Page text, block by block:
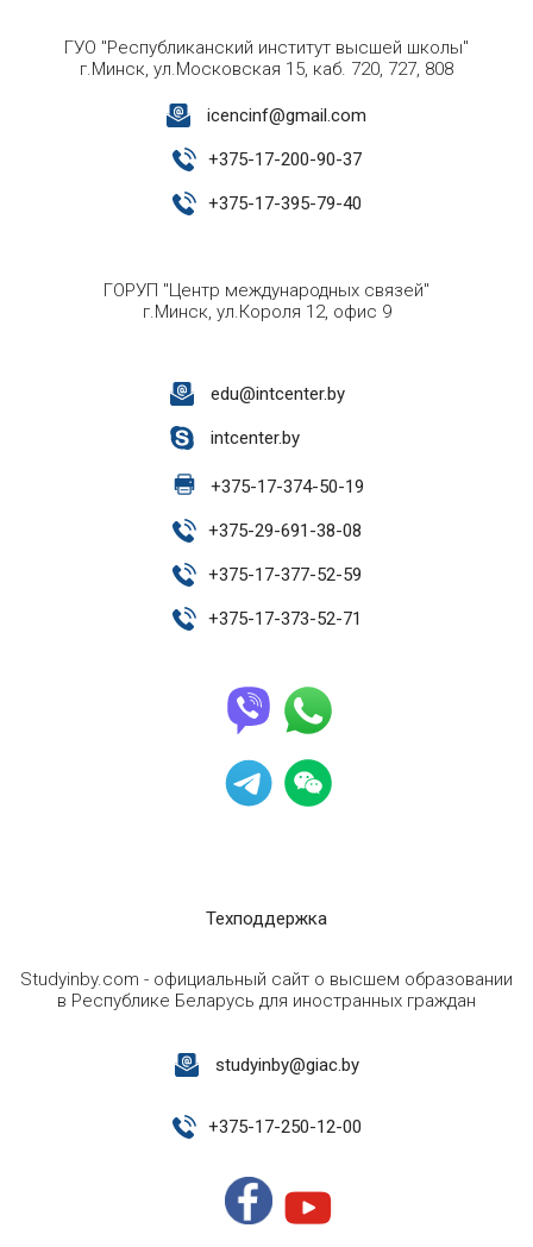
ГУО "Республиканский институт высшей школы"
г.Минск, ул.Московская 15, каб. 720, 727, 808
icencinf@gmail.com
+375-17-200-90-37
+375-17-395-79-40
ГОРУП "Центр международных связей"
г.Минск, ул.Короля 12, офис 9
edu@intcenter.by
intcenter.by
+375-17-374-50-19
+375-29-691-38-08
+375-17-377-52-59
+375-17-373-52-71
Техподдержка
Studyinby.com - официальный сайт о высшем образовании
в Республике Беларусь для иностранных граждан
studyinby@giac.by
+375-17-250-12-00